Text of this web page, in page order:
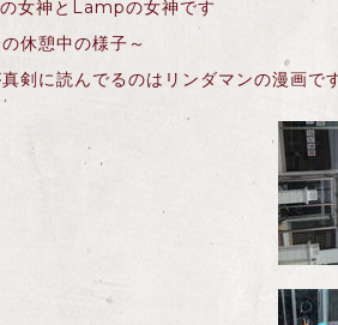
女神とLampの女神です
休憩中の様子～
剣に読んでるのはリンダマンの漫画で